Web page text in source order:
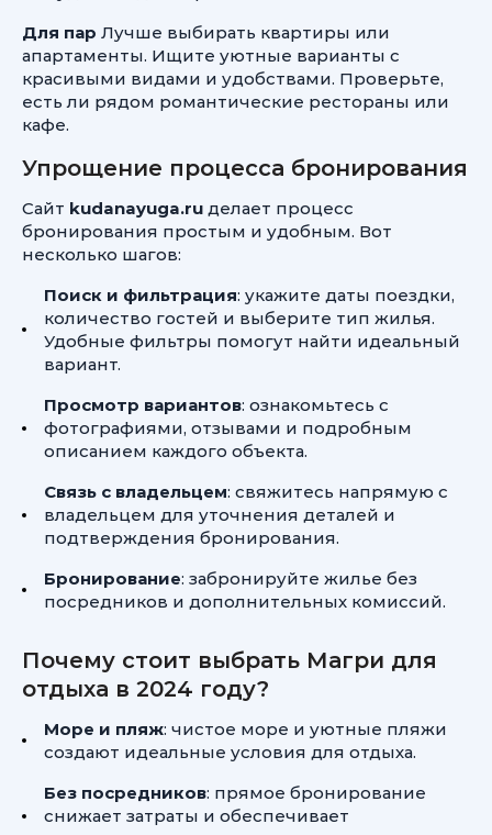
Для пар Лучше выбирать квартиры или
апартаменты. Ищите уютные варианты с
красивыми видами и удобствами. Проверьте,
есть ли рядом романтические рестораны или
кафе.
Упрощение процесса бронирования
Сайт kudanayuga.ru делает процесс
бронирования простым и удобным. Вот
несколько шагов:
Поиск и фильтрация: укажите даты поездки,
количество гостей и выберите тип жилья.
Удобные фильтры помогут найти идеальный
вариант.
Просмотр вариантов: ознакомьтесь с
фотографиями, отзывами и подробным
описанием каждого объекта.
Связь с владельцем: свяжитесь напрямую с
владельцем для уточнения деталей и
подтверждения бронирования.
Бронирование: забронируйте жилье без
посредников и дополнительных комиссий.
Почему стоит выбрать Магри для
отдыха в 2024 году?
Море и пляж: чистое море и уютные пляжи
создают идеальные условия для отдыха.
Без посредников: прямое бронирование
снижает затраты и обеспечивает